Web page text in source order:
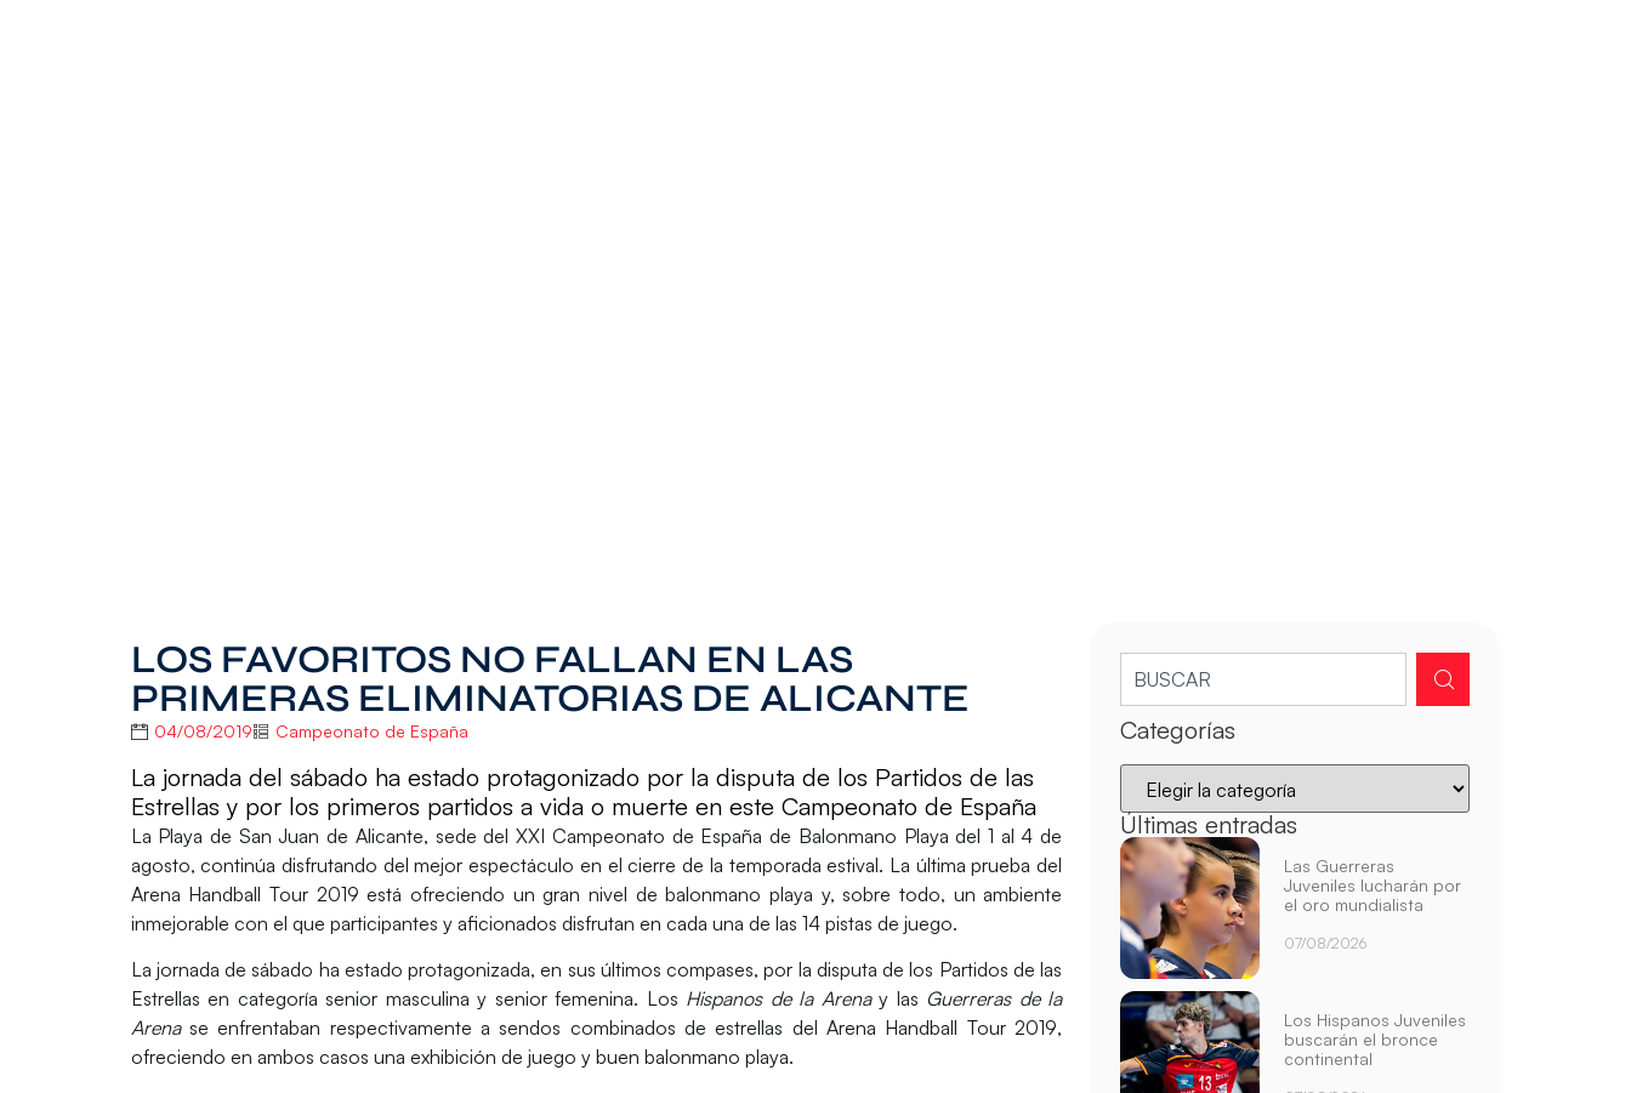
LOS FAVORITOS NO FALLAN EN LAS
PRIMERAS ELIMINATORIAS DE ALICANTE
04/08/2019 Campeonato de España
La jornada del sábado ha estado protagonizado por la disputa de los Partidos de las
Estrellas y por los primeros partidos a vida o muerte en este Campeonato de España
La Playa de San Juan de Alicante, sede delXXI Campeonato de España de Balonmano Playa del 1 al 4 de
agosto, continúa disfrutando del mejor espectáculo en el cierre de la temporada estival. La última prueba del
Arena Handball Tour 2019 está ofreciendo un gran nivel de balonmano playa y, sobre todo, un ambiente
inmejorable con el que participantes y aficionados disfrutan en cada una de las 14 pistas de juego.
La jornada de sábado ha estado protagonizada, en sus últimos compases, por la disputa de los Partidos de las
Estrellasen categoría senior masculina y senior femenina. Los Hispanos de la Arenay las Guerreras de la
Arenase enfrentaban respectivamente a sendos combinados de estrellas del Arena Handball Tour 2019,
ofreciendo en ambos casos una exhibición de juego y buen balonmano playa.
Categorías
Últimas entradas
Las Guerreras
Juveniles lucharán por
el oro mundialista
07/08/2026
Los Hispanos Juveniles
buscarán el bronce
continental